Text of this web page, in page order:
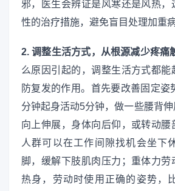
邪，医生会辨证是风寒还是风热，
性的治疗措施，避免盲目处理加重病
2. 调整生活方式，从根源减少疼痛
么原因引起的，调整生活方式都能
防复发的作用。首先要改善固定姿
分钟起身活动5分钟，做一些腰背
向上伸展，身体向后仰，或转动腰
人群可以在工作间隙找机会坐下
脚，缓解下肢肌肉压力；重体力劳
热身，劳动时使用正确的姿势，